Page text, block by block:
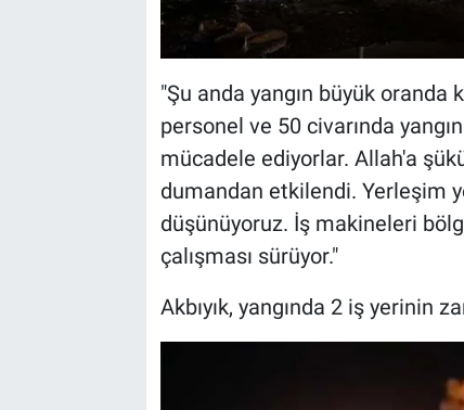
"Şu anda yangın büyük oranda
personel ve 50 civarında
mücadele ediyorlar. Allah'a
dumandan etkilendi. Yerleşim
düşünüyoruz. İş makineleri
çalışması sürüyor."
Akbıyık, yangında 2 iş yerinin